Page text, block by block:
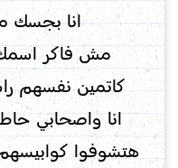
انا
مش فاكر
كاتمين نفسهم
انا واصحابي
هتشوفوا